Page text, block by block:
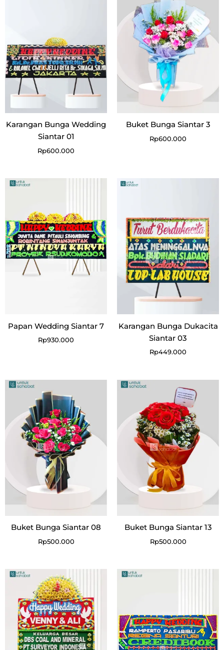
Karangan Bunga Wedding
Siantar 01
Rp600.000
Buket Bunga Siantar 3
Rp600.000
Papan Wedding Siantar 7
Rp930.000
Karangan Bunga Dukacita
Siantar 03
Rp449.000
Buket Bunga Siantar 08
Rp500.000
Buket Bunga Siantar 13
Rp500.000